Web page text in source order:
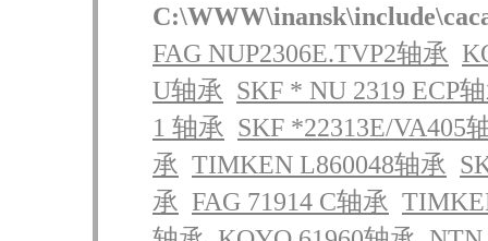
FAG NUP2306E.TVP2轴承
U轴承 SKF * NU 2319 ECP
1 轴承 SKF *22313E/VA405
承 TIMKEN L860048轴承
承 FAG 71914 C轴承